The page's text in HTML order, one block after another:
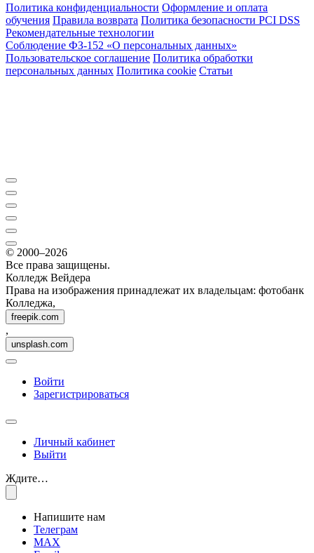
Политика конфиденциальности Оформление и оплата
обучения Правила возврата Политика безопасности PCI DSS
Рекомендательные технологии
Соблюдение ФЗ-152 «О персональ­ных данных»
Пользовательское соглашение Политика обработки
персональных данных Политика cookie Статьи
© 2000–2026
Все права защищены.
Колледж Вейдера
Права на изображения принадлежат их владельцам: фотобанк
Колледжа,
freepik.com
,
unsplash.com
Войти
Зарегистрироваться
Личный кабинет
Выйти
Ждите…
Напишите нам
Телеграм
MAX